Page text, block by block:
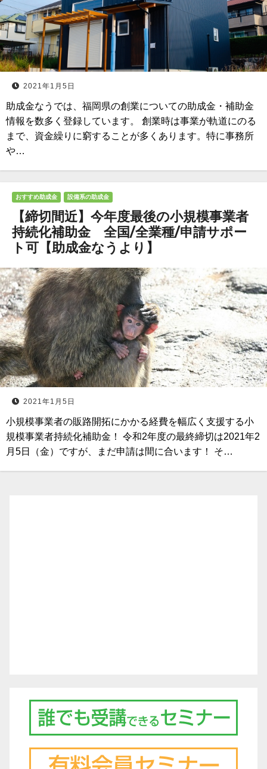
2021年1月5日
助成金なうでは、福岡県の創業についての助成金・補助金
情報を数多く登録しています。 創業時は事業が軌道にのる
まで、資金繰りに窮することが多くあります。特に事務所
や…
おすすめ助成金 設備系の助成金
【締切間近】今年度最後の小規模事業者
持続化補助金 全国/全業種/申請サポー
ト可【助成金なうより】
2021年1月5日
小規模事業者の販路開拓にかかる経費を幅広く支援する小
規模事業者持続化補助金！ 令和2年度の最終締切は2021年2
月5日（金）ですが、まだ申請は間に合います！ そ…